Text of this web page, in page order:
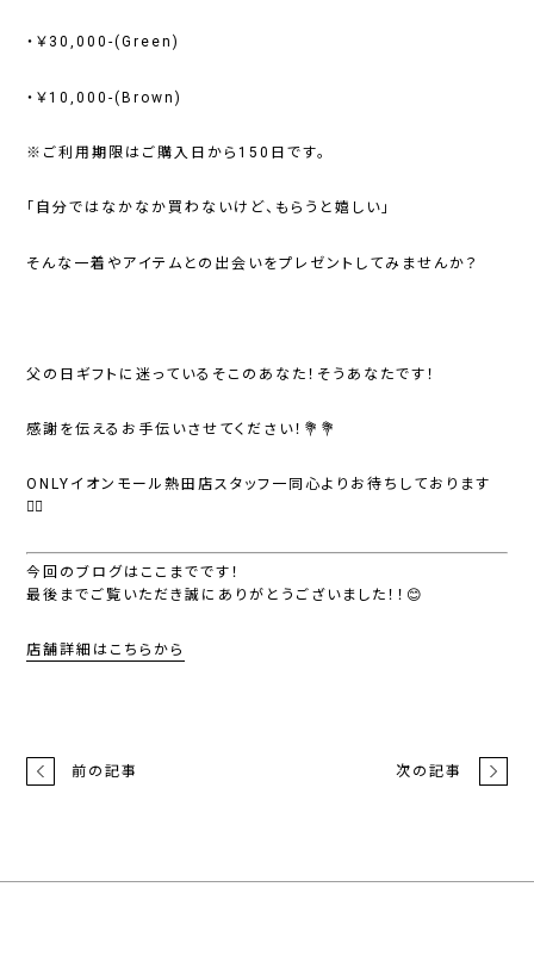
・￥30,000-(Green)
・￥10,000-(Brown)
※ご利用期限はご購入日から150日です。
「自分ではなかなか買わないけど、もらうと嬉しい」
そんな一着やアイテムとの出会いをプレゼントしてみませんか？
父の日ギフトに迷っているそこのあなた！そうあなたです！
感謝を伝えるお手伝いさせてください！💐💐
ONLYイオンモール熱田店スタッフ一同心よりお待ちしております
🙇‍♂️
今回のブログはここまでです！
最後までご覧いただき誠にありがとうございました！！😊
店舗詳細はこちらから
前の記事 次の記事